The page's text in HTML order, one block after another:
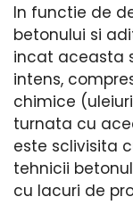
In functie de
betonului si
incat aceasta
intens,
chimice
turnata cu
este sclivisita
tehnicii
cu lacuri de